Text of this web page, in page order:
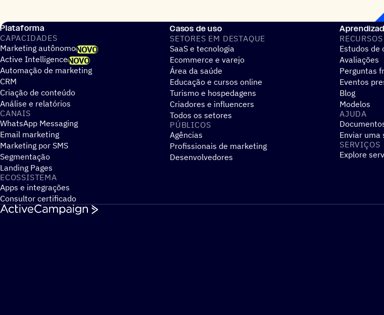
Plataforma
CAPACIDADES
Marketing autônomoNOVO
Active IntelligenceNOVO
Automação de marketing
CRM
Criação de conteúdo
Análise e relatórios
CANAIS
WhatsApp Messaging
Email marketing
Marketing por SMS
Segmentação
Landing Pages
ECOSSISTEMA
Apps e integrações
Consultor certificado
Casos de uso
SETORES EM DESTAQUE
SaaS e tecnologia
Ecommerce e varejo
Área da saúde
Educação e cursos online
Turismo e hospedagens
Criadores e influencers
Todos os setores
PÚBLICOS
Agências
Profissionais de marketing
Desenvolvedores
RECURSOS
Estudos de
Avaliações
Perguntas
Eventos
Blog
Modelos
AJUDA
Enviar uma
SERVIÇOS
Explore